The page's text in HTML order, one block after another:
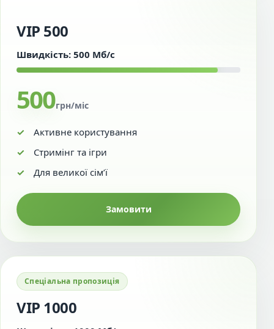
VIP 500
Швидкість: 500 Мб/с
500грн/міс
Активне користування
Стримінг та ігри
Для великої сім’ї
Замовити
Спеціальна пропозиція
VIP 1000